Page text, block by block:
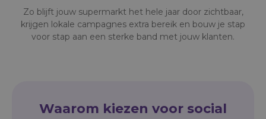
Zo blijft jouw supermarkt het hele jaar door zichtbaar,
krijgen lokale campagnes extra bereik en bouw je stap
voor stap aan een sterke band met jouw klanten.
waarom kiezen voor social